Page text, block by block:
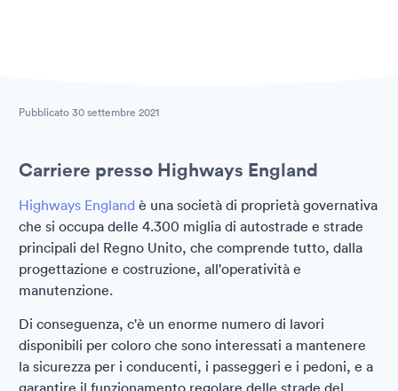
Pubblicato30 settembre 2021
Carriere presso Highways England
Highways England è una società di proprietà governativa
che si occupa delle 4.300 miglia di autostrade e strade
principali del Regno Unito, che comprende tutto, dalla
progettazione e costruzione, all'operatività e
manutenzione.
Di conseguenza, c'è un enorme numero di lavori
disponibili per coloro che sono interessati a mantenere
la sicurezza per i conducenti, i passeggeri e i pedoni, e a
garantire il funzionamento regolare delle strade del